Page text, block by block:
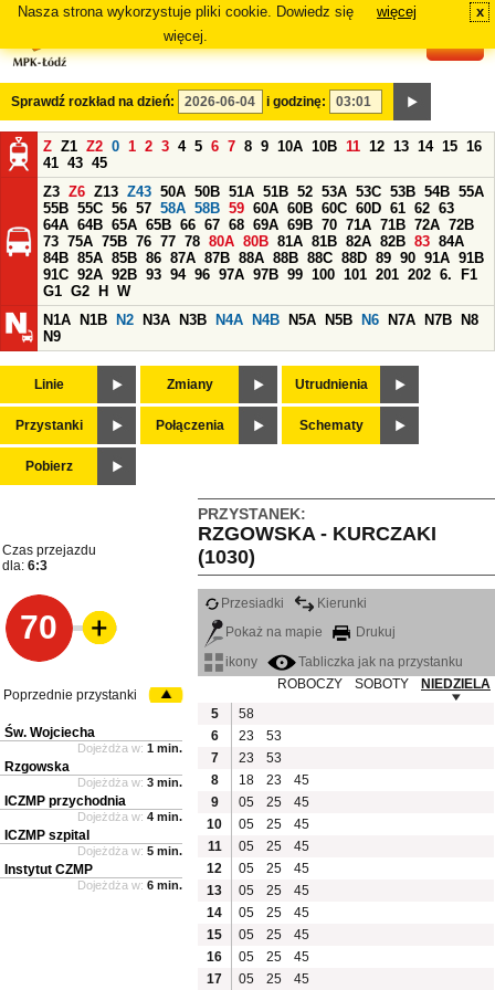
Nasza strona wykorzystuje pliki cookie. Dowiedz się
więcej.
więcej x
Sprawdź rozkład na dzień: i godzinę:
Z Z1 Z2 0 1 2 3 4 5 6 7 8 9 10A 10B 11 12 13 14 15 16
41 43 45
Z3 Z6 Z13 Z43 50A 50B 51A 51B 52 53A 53C 53B 54B 55A
55B 55C 56 57 58A 58B 59 60A 60B 60C 60D 61 62 63
64A 64B 65A 65B 66 67 68 69A 69B 70 71A 71B 72A 72B
73 75A 75B 76 77 78 80A 80B 81A 81B 82A 82B 83 84A
84B 85A 85B 86 87A 87B 88A 88B 88C 88D 89 90 91A 91B
91C 92A 92B 93 94 96 97A 97B 99 100 101 201 202 6.
F1
G1 G2 H
W
N1A
N1B N2 N3A N3B N4A N4B N5A N5B N6 N7A N7B
N8
N9
Linie Zmiany Utrudnienia
Przystanki Połączenia Schematy
Pobierz
PRZYSTANEK:
RZGOWSKA - KURCZAKI
(1030)
Czas przejazdu
dla: 6:3
70
Przesiadki
Kierunki
Pokaż na mapie
Drukuj
ikony
Tabliczka jak na przystanku
ROBOCZY
SOBOTY
NIEDZIELA
5
58
6
23
53
7
23
53
8
18 23
45
9
05 25
45
10
05 25
45
11
05 25
45
12
05 25
45
13
05 25
45
14
05 25
45
15
05 25
45
16
05 25
45
17
05 25 45
Poprzednie przystanki
Św. Wojciecha
Dojeżdża w: 1 min.
Rzgowska
Dojeżdża w: 3 min.
ICZMP przychodnia
Dojeżdża w: 4 min.
ICZMP szpital
Dojeżdża w: 5 min.
Instytut CZMP
Dojeżdża w: 6 min.